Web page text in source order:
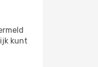
kunt